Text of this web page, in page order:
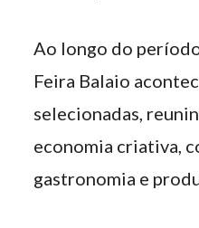
Ao longo do
Feira Balaio
selecionadas,
economia criativa,
gastronomia e